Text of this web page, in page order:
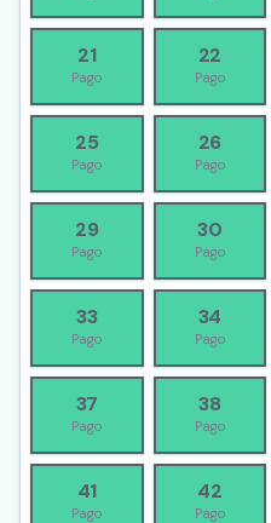
21
Pago
22
Pago
25
Pago
26
Pago
29
Pago
30
Pago
33
Pago
34
Pago
37
Pago
38
Pago
41
Pago
42
Pago